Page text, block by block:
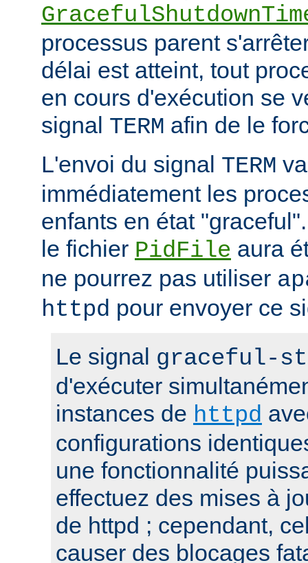
processus parent
délai est atteint, tout
en cours d'exécution se
signal TERM afin de le
L'envoi du signal TERM
immédiatement les
enfants en état
le fichier PidFile aura
ne pourrez pas utiliser
httpd pour envoyer ce
Le signal graceful-
d'exécuter
instances de httpd
configurations
une fonctionnalité
effectuez des mises à
de httpd ; cependant,
causer des blocages